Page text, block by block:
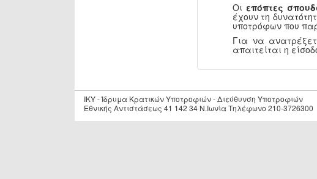
Οι επόπτες
έχουν τη
υποτρόφων που
Για να
απαιτείται η
IKY - Ίδρυμα Κρατικών Υποτροφιών - Διεύθυνση Υποτροφιών
Εθνικής Αντιστάσεως 41 142 34 Ν.Ιωνία Τηλέφωνο 210-3726300